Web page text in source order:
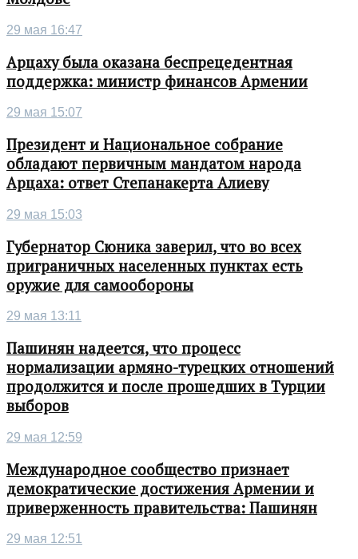
29 мая 16:47
Арцаху была оказана беспрецедентная
поддержка: министр финансов Армении
29 мая 15:07
Президент и Национальное собрание
обладают первичным мандатом народа
Арцаха: ответ Степанакерта Алиеву
29 мая 15:03
Губернатор Сюника заверил, что во всех
приграничных населенных пунктах есть
оружие для самообороны
29 мая 13:11
Пашинян надеется, что процесс
нормализации армяно-турецких отношений
продолжится и после прошедших в Турции
выборов
29 мая 12:59
Международное сообщество признает
демократические достижения Армении и
приверженность правительства: Пашинян
29 мая 12:51